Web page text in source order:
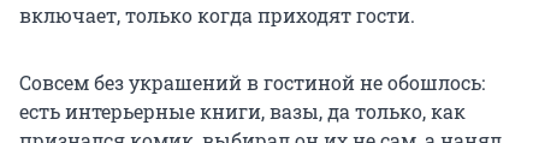
включает, только когда приходят гости.
Совсем без украшений в гостиной не обошлось:
есть интерьерные книги, вазы, да только, как